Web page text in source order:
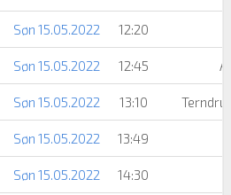
Søn 15.05.2022 12:20
Søn 15.05.2022 12:45
Søn 15.05.2022 13:10
Søn 15.05.2022 13:49
Søn 15.05.2022 14:30